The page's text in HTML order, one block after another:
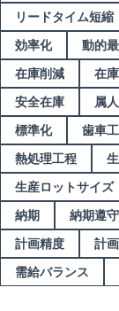
リードタイム短縮
効率化
動的
在庫削減
在
安全在庫
属
標準化
歯車
熱処理工程
生産ロットサイズ
納期
納期遵守
計画精度
計
需給バランス